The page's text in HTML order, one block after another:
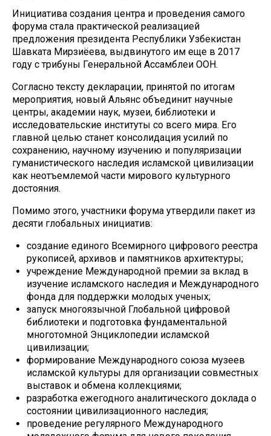
Инициатива создания центра и проведения самого
форума стала практической реализацией
предложения президента Республики Узбекистан
Шавката Мирзиёева, выдвинутого им еще в 2017
году с трибуны Генеральной Ассамблеи ООН.
Согласно тексту декларации, принятой по итогам
мероприятия, новый Альянс объединит научные
центры, академии наук, музеи, библиотеки и
исследовательские институты со всего мира. Его
главной целью станет консолидация усилий по
сохранению, научному изучению и популяризации
гуманистического наследия исламской цивилизации
как неотъемлемой части мирового культурного
достояния.
Помимо этого, участники форума утвердили пакет из
десяти глобальных инициатив:
создание единого Всемирного цифрового реестра
рукописей, архивов и памятников архитектуры;
учреждение Международной премии за вклад в
изучение исламского наследия и Международного
фонда для поддержки молодых ученых;
запуск многоязычной Глобальной цифровой
библиотеки и подготовка фундаментальной
многотомной Энциклопедии исламской
цивилизации;
формирование Международного союза музеев
исламской культуры для организации совместных
выставок и обмена коллекциями;
разработка ежегодного аналитического доклада о
состоянии цивилизационного наследия;
проведение регулярного Международного